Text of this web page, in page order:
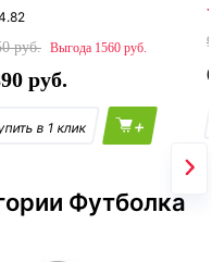
1560
+
Футболка